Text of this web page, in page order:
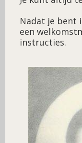
De context voor
Bevrijd van de
415. Hij, die
het huislijke leven
aangegaan, hij, die
continueren in het
Nadat je bent
een
instructies.